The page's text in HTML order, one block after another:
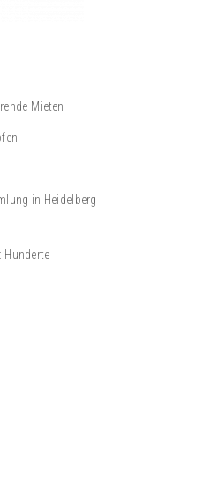
Mieten
in Heidelberg
Hunderte